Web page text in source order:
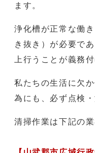
ます。
浄化槽が正常な働
き抜き）が必要で
上行うことが義務
私たちの生活に欠
為にも、必ず点検
清掃作業は下記の